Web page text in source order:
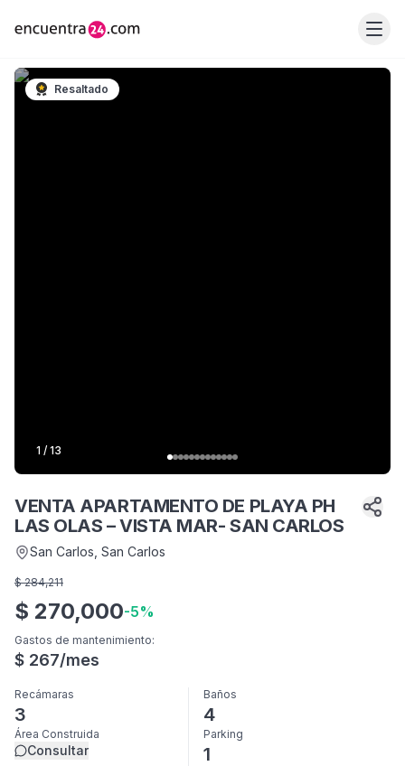
Resaltado
1 / 13
VENTA APARTAMENTO DE PLAYA PH
LAS OLAS – VISTA MAR- SAN CARLOS
San Carlos , San Carlos
$ 284,211
$ 270,000-5%
Gastos de mantenimiento:
$ 267/mes
Recámaras
3
Baños
4
Área Construida
Consultar
Parking
1